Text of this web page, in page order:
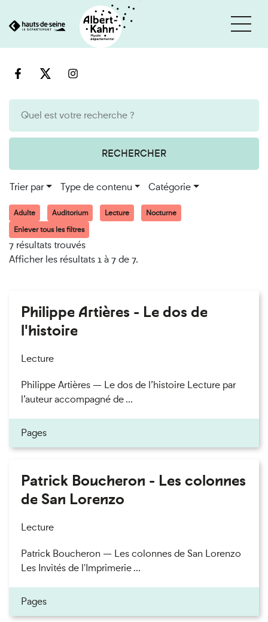
au
RECHERCHER
Trier par Type de contenu Catégorie
Adulte Auditorium Lecture
Nocturne
Enlever tous les filtres
7 résultats trouvés
Afficher les résultats 1 à 7 de 7.
Philippe Artières - Le dos de
l'histoire
Lecture
Philippe Artières — Le dos de l’histoire Lecture par
l’auteur accompagné de ...
Pages
Patrick Boucheron - Les colonnes
de San Lorenzo
Lecture
Patrick Boucheron — Les colonnes de San Lorenzo
Les Invités de l'Imprimerie ...
Pages
Cookies et traceurs utilisés sur ce site